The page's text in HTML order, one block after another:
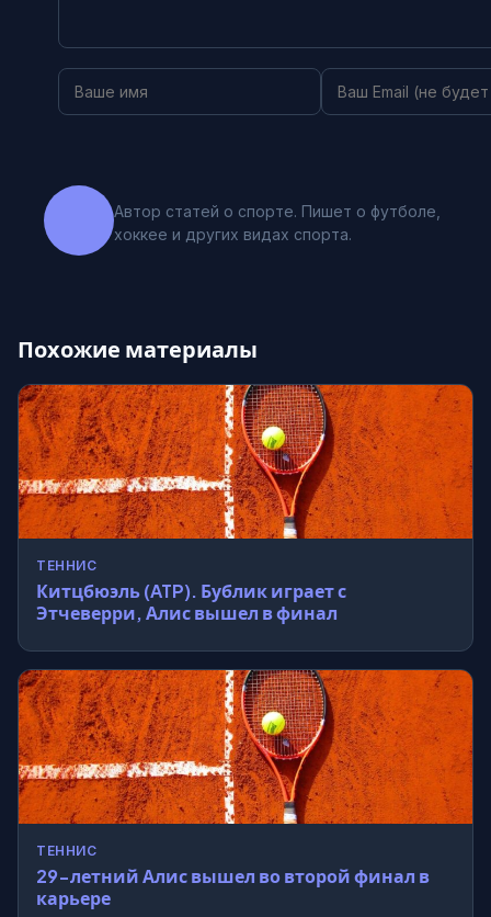
Автор статей о спорте. Пишет о футболе,
хоккее и других видах спорта.
Похожие материалы
ТЕННИС
Китцбюэль (ATP). Бублик играет с
Этчеверри, Алис вышел в финал
ТЕННИС
29-летний Алис вышел во второй финал в
карьере